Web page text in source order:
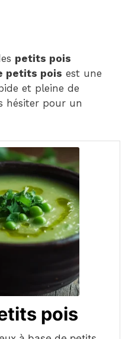
petits pois
petits pois est une
et pleine de
hésiter pour un
pois